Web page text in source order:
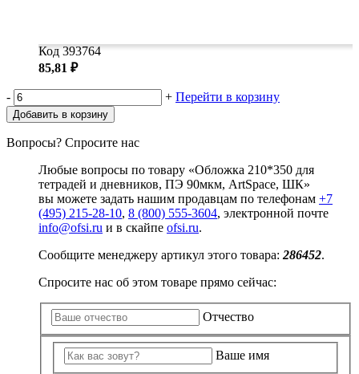
Код 393764
85,81 ₽
- + Перейти в корзину
Добавить в корзину
Вопросы? Спросите нас
Любые вопросы по товару «Обложка 210*350 для
тетрадей и дневников, ПЭ 90мкм, ArtSpace, ШК»
вы можете задать нашим продавцам по телефонам +7
(495) 215-28-10, 8 (800) 555-3604, электронной почте
info@ofsi.ru и в скайпе ofsi.ru.
Сообщите менеджеру артикул этого товара:286452.
Спросите нас об этом товаре прямо сейчас:
Отчество
Ваше имя